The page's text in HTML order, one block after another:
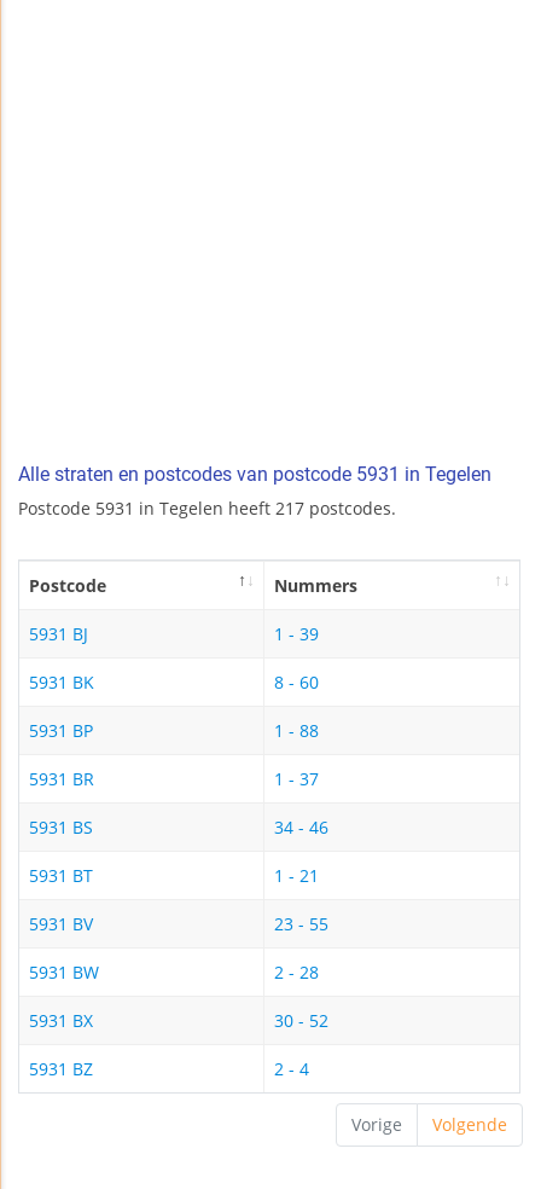
Alle straten en postcodes van postcode 5931 in Tegelen
Postcode 5931 in Tegelen heeft 217 postcodes.
Postcode Nummers
5931 BJ 1 - 39
5931 BK 8 - 60
5931 BP 1 - 88
5931 BR 1 - 37
5931 BS 34 - 46
5931 BT 1 - 21
5931 BV 23 - 55
5931 BW 2 - 28
5931 BX 30 - 52
5931 BZ 2 - 4
Vorige Volgende